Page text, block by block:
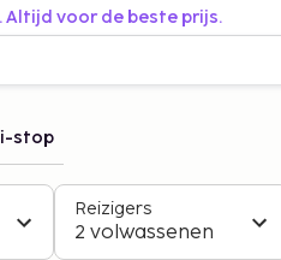
Altijd voor de beste prijs.
stop
Reizigers
2 volwassenen